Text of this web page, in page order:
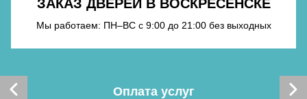
ЗАКАЗ ДВЕРЕЙ В ВОСКРЕСЕНСКЕ
Мы работаем: ПН–ВС с 9:00 до 21:00 без выходных
Оплата услуг